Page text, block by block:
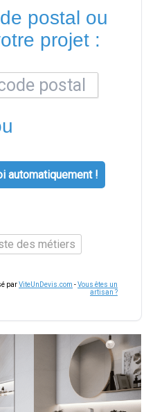
postal ou
projet :
automatiquement !
des métiers
parViteUnDevis.com -Vous êtes un
artisan ?